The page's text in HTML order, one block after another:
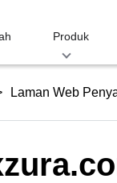
Produk
Laman Web